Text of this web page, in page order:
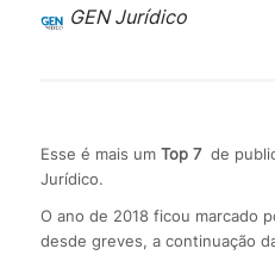
GEN Jurídico
Esse é mais um Top 7 de
Jurídico.
O ano de 2018 ficou marcado
desde greves, a continuação